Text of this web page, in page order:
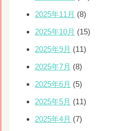
2025年11月 (8)
2025年10月 (15)
2025年9月 (11)
2025年7月 (8)
2025年6月 (5)
2025年5月 (11)
2025年4月 (7)